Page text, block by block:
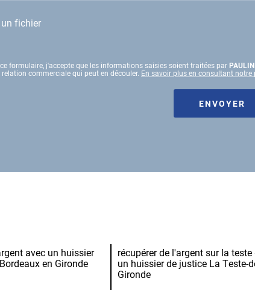
fichier
formulaire, j'accepte que les informations saisies soient traitées par
commerciale qui peut en découler. En savoir plus en consultant
avec un huissier
en Gironde
récupérer de l'argent sur la
un huissier de justice La Teste-
Gironde